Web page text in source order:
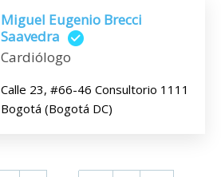
Miguel Eugenio Brecci
Saavedra
Cardiólogo
Calle 23, #66-46 Consultorio 1111
Bogotá (Bogotá DC)